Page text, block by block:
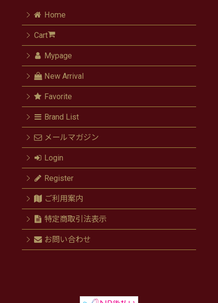
Home
Cart
Mypage
New Arrival
Favorite
Brand List
メールマガジン
Login
Register
ご利用案内
特定商取引法表示
お問い合わせ